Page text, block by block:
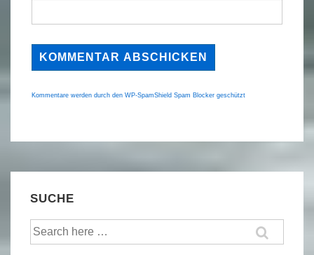
Kommentare werden durch den WP-SpamShield Spam Blocker geschützt
SUCHE
Suche